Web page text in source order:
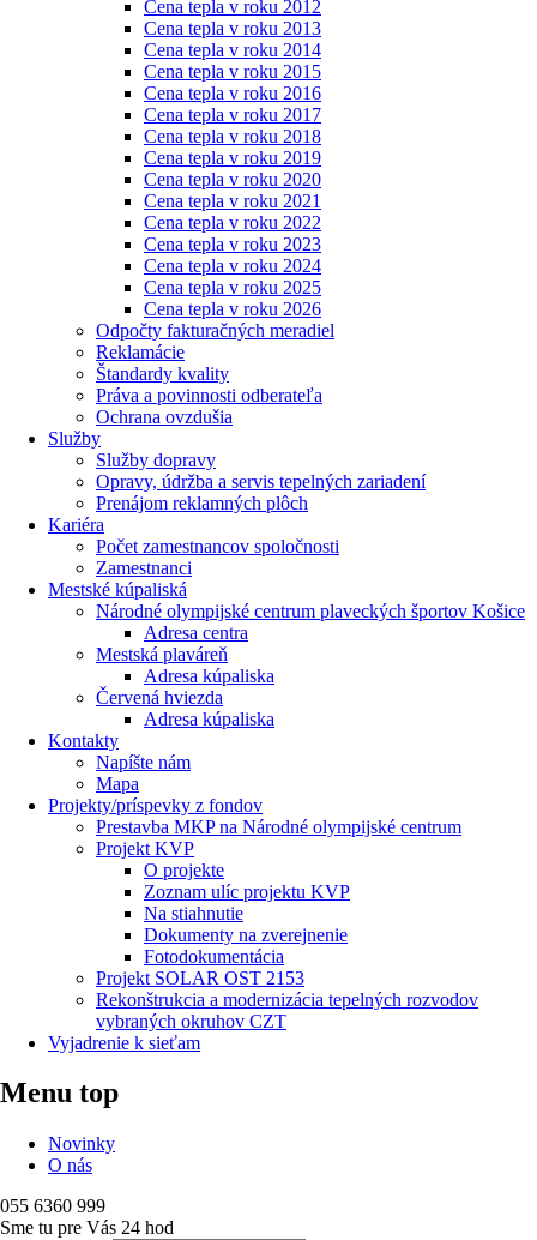
Cena tepla v roku 2012
Cena tepla v roku 2013
Cena tepla v roku 2014
Cena tepla v roku 2015
Cena tepla v roku 2016
Cena tepla v roku 2017
Cena tepla v roku 2018
Cena tepla v roku 2019
Cena tepla v roku 2020
Cena tepla v roku 2021
Cena tepla v roku 2022
Cena tepla v roku 2023
Cena tepla v roku 2024
Cena tepla v roku 2025
Cena tepla v roku 2026
Odpočty fakturačných meradiel
Reklamácie
Štandardy kvality
Práva a povinnosti odberateľa
Ochrana ovzdušia
Služby
Služby dopravy
Opravy, údržba a servis tepelných zariadení
Prenájom reklamných plôch
Kariéra
Počet zamestnancov spoločnosti
Zamestnanci
Mestské kúpaliská
Národné olympijské centrum plaveckých športov Košice
Adresa centra
Mestská plaváreň
Adresa kúpaliska
Červená hviezda
Adresa kúpaliska
Kontakty
Napíšte nám
Mapa
Projekty/príspevky z fondov
Prestavba MKP na Národné olympijské centrum
Projekt KVP
O projekte
Zoznam ulíc projektu KVP
Na stiahnutie
Dokumenty na zverejnenie
Fotodokumentácia
Projekt SOLAR OST 2153
Rekonštrukcia a modernizácia tepelných rozvodov
vybraných okruhov CZT
Vyjadrenie k sieťam
Menu top
Novinky
O nás
055 6360 999
Sme tu pre Vás 24 hod